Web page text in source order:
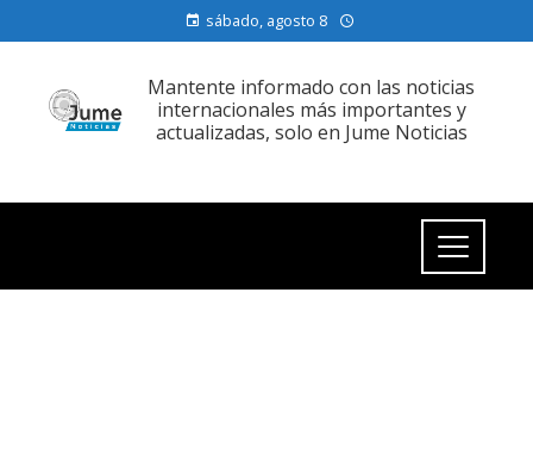
sábado, agosto 8
Mantente informado con las noticias
internacionales más importantes y
actualizadas, solo en Jume Noticias